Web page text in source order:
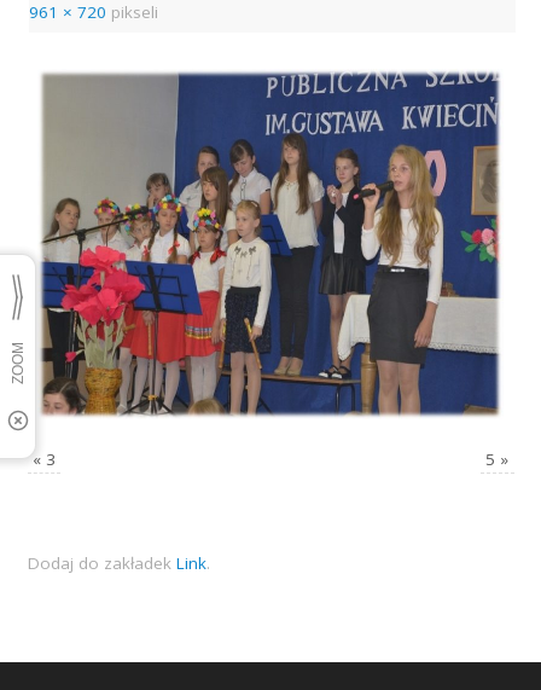
961 × 720 pikseli
« 3 5 »
Dodaj do zakładek Link.